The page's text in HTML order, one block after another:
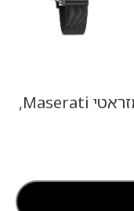
R8873618013 שעון יד לגבר מזראטי Maserati,